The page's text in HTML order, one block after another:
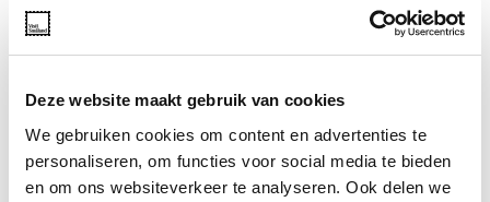
Deze website maakt gebruik van cookies
We gebruiken cookies om content en advertenties te
personaliseren, om functies voor social media te bieden
en om ons websiteverkeer te analyseren. Ook delen we